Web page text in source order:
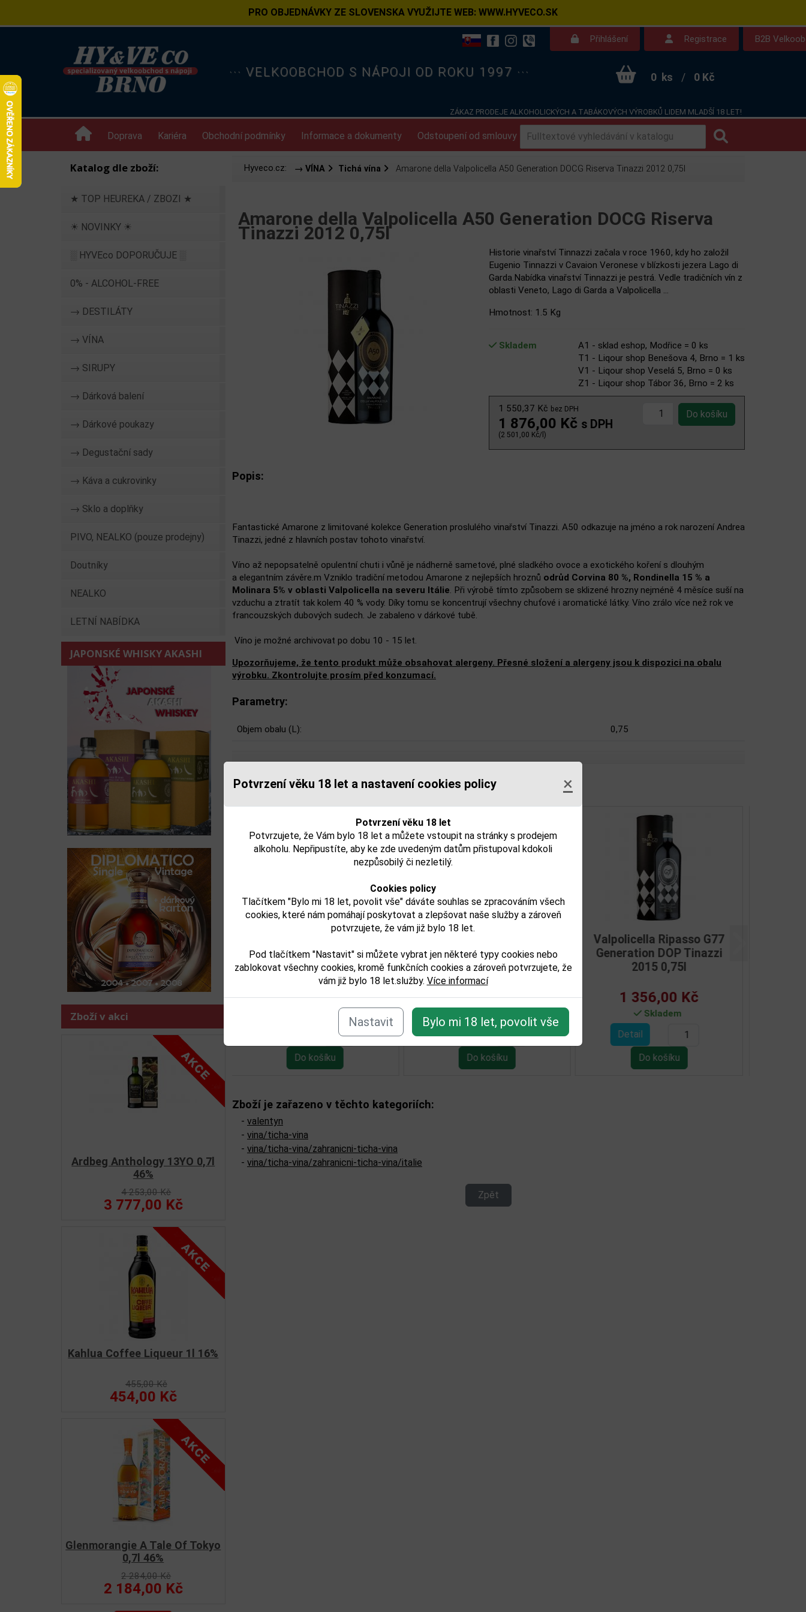
Potvrzení věku 18 let a nastavení cookies policy ×
Potvrzení věku 18 let
Potvrzujete, že Vám bylo 18 let a můžete vstoupit na stránky s prodejem
alkoholu. Nepřipustíte, aby ke zde uvedeným datům přistupoval kdokoli
nezpůsobilý či nezletilý.
Cookies policy
Tlačítkem "Bylo mi 18 let, povolit vše" dáváte souhlas se zpracováním všech
cookies, které nám pomáhají poskytovat a zlepšovat naše služby a zároveň
potvrzujete, že vám již bylo 18 let.
Pod tlačítkem "Nastavit" si můžete vybrat jen některé typy cookies nebo
zablokovat všechny cookies, kromě funkčních cookies a zároveň potvrzujete, že
vám již bylo 18 let.služby. Více informací
Nastavit Bylo mi 18 let, povolit vše
PRO OBJEDNÁVKY ZE SLOVENSKA VYUŽIJTE WEB: WWW.HYVECO.SK
Přihlášení Registrace B2B
··· VELKOOBCHOD S NÁPOJI OD ROKU 1997 ··· 0 ks / 0 Kč
ZÁKAZ PRODEJE ALKOHOLICKÝCH A TABÁKOVÝCH VÝROBKŮ LIDEM MLADŠÍ 18 LET!
Doprava Kariéra Obchodní podmínky Informace a dokumenty Odstoupení od smlouvy Kontakt Dotazy
Katalog dle zboží:
★ TOP HEUREKA / ZBOZI ★
☀ NOVINKY ☀
░ HYVEco DOPORUČUJE ░
0% - ALCOHOL-FREE
→ DESTILÁTY
→ VÍNA
→ SIRUPY
→ Dárková balení
→ Dárkové poukazy
→ Degustační sady
→ Káva a cukrovinky
→ Sklo a doplňky
PIVO, NEALKO (pouze prodejny)
Doutníky
NEALKO
LETNÍ NABÍDKA
JAPONSKÉ WHISKY AKASHI
Zboží v akci
Ardbeg Anthology 13YO 0,7l
46%
4 253,00 Kč
3 777,00 Kč
Kahlua Coffee Liqueur 1l 16%
455,00 Kč
454,00 Kč
Glenmorangie A Tale Of Tokyo
0,7l 46%
2 284,00 Kč
2 184,00 Kč
Hyveco.cz: → VÍNA Tichá vína Amarone della Valpolicella A50 Generation DOCG Riserva Tinazzi 2012 0,75l
Amarone della Valpolicella A50 Generation DOCG Riserva
Tinazzi 2012 0,75l
Historie vinařství Tinnazzi začala v roce 1960, kdy ho založil
Eugenio Tinnazzi v Cavaion Veronese v blízkosti jezera Lago di
Garda.Nabídka vinařství Tinnazzi je pestrá. Vedle tradičních vín z
oblasti Veneto, Lago di Garda a Valpolicella ...
Hmotnost: 1.5 Kg
Skladem
A1 - sklad eshop, Modřice = 0 ks
T1 - Liqour shop Benešova 4, Brno = 1 ks
V1 - Liqour shop Veselá 5, Brno = 0 ks
Z1 - Liqour shop Tábor 36, Brno = 2 ks
1 550,37 Kč bez DPH
1 876,00 Kč s DPH
(2 501,00 Kč/l)
Popis:
Fantastické Amarone z limitované kolekce Generation proslulého vinařství Tinazzi. A50 odkazuje na jméno a rok narození Andrea
Tinazzi, jedné z hlavních postav tohoto vinařství.
Víno až nepopsatelně opulentní chuti i vůně je nádherně sametové, plné sladkého ovoce a exotického koření s dlouhým
a elegantním závěre.m Vzniklo tradiční metodou Amarone z nejlepších hroznů odrůd Corvina 80 %, Rondinella 15 % a
Molinara 5% v oblasti Valpolicella na severu Itálie. Při výrobě tímto způsobem se sklizené hrozny nejméně 4 měsíce suší na
vzduchu a ztratít tak kolem 40 % vody. Díky tomu se koncentrují všechny chuťové i aromatické látky. Víno zrálo více než rok ve
francouzských dubových sudech. Je zabaleno v dárkové tubě.
Víno je možné archivovat po dobu 10 - 15 let.
Upozorňujeme, že tento produkt může obsahovat alergeny. Přesné složení a alergeny jsou k dispozici na obalu
výrobku. Zkontrolujte prosím před konzumací.
Parametry:
Objem obalu (L): 0,75
Související zboží
Torreserro 2016 0,75l
993,00 Kč
Skladem
Primitivo di Manduria
Imperio LXXIV DOP 0,75l
540,00 Kč
Detail
Předchozí
Zboží je zařazeno v těchto kategoriích:
- valentyn
- vina/ticha-vina
- vina/ticha-vina/zahranicni-ticha-vina
- vina/ticha-vina/zahranicni-ticha-vina/italie
Zpět